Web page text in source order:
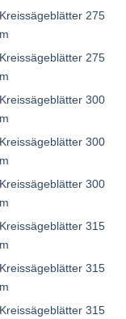
275
275
300
300
300
315
315
315